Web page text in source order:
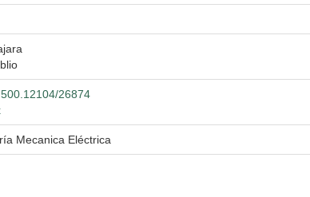
26874
Mecanica Eléctrica